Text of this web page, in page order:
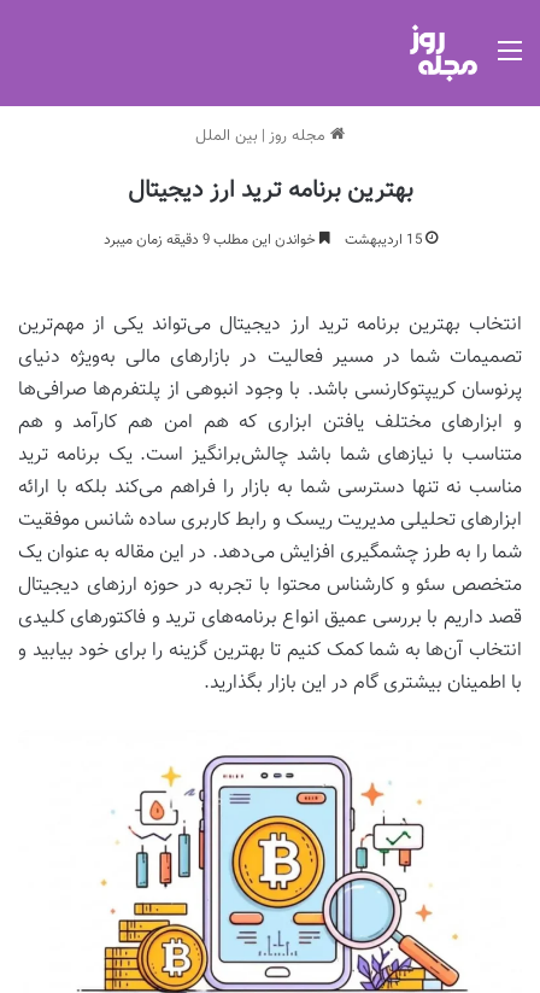
مجله روز | بین الملل
بهترین برنامه ترید ارز دیجیتال
15 اردیبهشت خواندن این مطلب 9 دقیقه زمان میبرد
انتخاب بهترین برنامه ترید ارز دیجیتال می‌تواند یکی از مهم‌ترین
تصمیمات شما در مسیر فعالیت در بازارهای مالی به‌ویژه دنیای
پرنوسان کریپتوکارنسی باشد. با وجود انبوهی از پلتفرم‌ها صرافی‌ها
و ابزارهای مختلف یافتن ابزاری که هم امن هم کارآمد و هم
متناسب با نیازهای شما باشد چالش‌برانگیز است. یک برنامه ترید
مناسب نه تنها دسترسی شما به بازار را فراهم می‌کند بلکه با ارائه
ابزارهای تحلیلی مدیریت ریسک و رابط کاربری ساده شانس موفقیت
شما را به طرز چشمگیری افزایش می‌دهد. در این مقاله به عنوان یک
متخصص سئو و کارشناس محتوا با تجربه در حوزه ارزهای دیجیتال
قصد داریم با بررسی عمیق انواع برنامه‌های ترید و فاکتورهای کلیدی
انتخاب آن‌ها به شما کمک کنیم تا بهترین گزینه را برای خود بیابید و
با اطمینان بیشتری گام در این بازار بگذارید.